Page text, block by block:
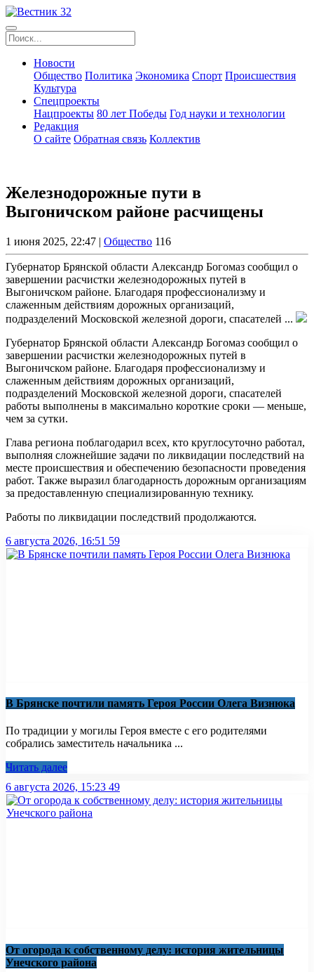
Новости
Общество Политика Экономика Спорт Происшествия
Культура
Спецпроекты
Нацпроекты 80 лет Победы Год науки и технологии
Редакция
О сайте Обратная связь Коллектив
Железнодорожные пути в
Выгоничском районе расчищены
1 июня 2025, 22:47 | Общество 116
Губернатор Брянской области Александр Богомаз сообщил о
завершении расчистки железнодорожных путей в
Выгоничском районе. Благодаря профессионализму и
слаженным действиям дорожных организаций,
подразделений Московской железной дороги, спасателей ...
Губернатор Брянской области Александр Богомаз сообщил о
завершении расчистки железнодорожных путей в
Выгоничском районе. Благодаря профессионализму и
слаженным действиям дорожных организаций,
подразделений Московской железной дороги, спасателей
работы выполнены в максимально короткие сроки — меньше,
чем за сутки.
Глава региона поблагодарил всех, кто круглосуточно работал,
выполняя сложнейшие задачи по ликвидации последствий на
месте происшествия и обеспечению безопасности проведения
работ. Также выразил благодарность дорожным организациям
за предоставленную специализированную технику.
Работы по ликвидации последствий продолжаются.
6 августа 2026, 16:51 59
В Брянске почтили память Героя России Олега Визнюка
По традиции у могилы Героя вместе с его родителями
собрались заместитель начальника ...
Читать далее
6 августа 2026, 15:23 49
От огорода к собственному делу: история жительницы
Унечского района